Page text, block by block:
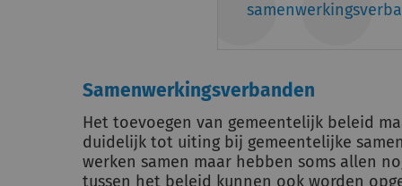
Samenwerkingsverbanden
Het toevoegen van gemeentelijk beleid
duidelijk tot uiting bij gemeentelijke
werken samen maar hebben soms allen
tussen het beleid kunnen ook worden